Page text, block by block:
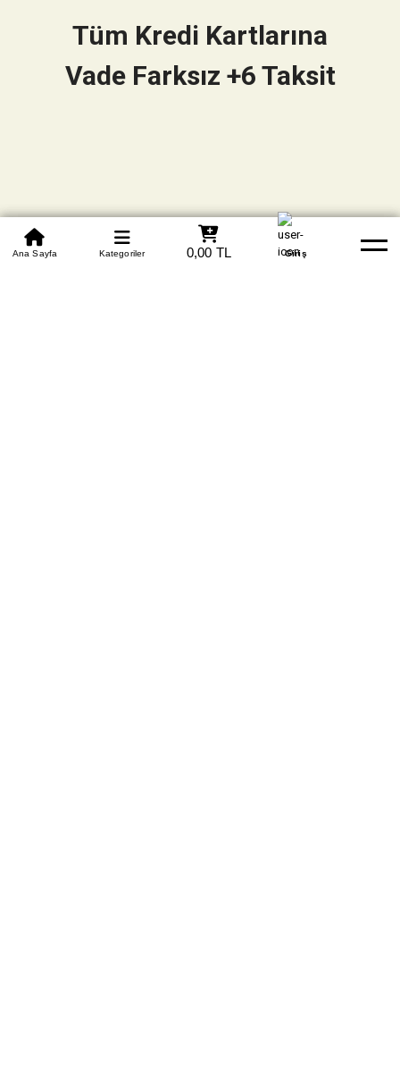
0850 305 09 70
Beden Tablosu Banka Hesapları Whatsapp Yardım
Ana Sayfa Kategoriler 0,00 TL Giriş
Tüm Kredi Kartlarına
Vade Farksız +6 Taksit